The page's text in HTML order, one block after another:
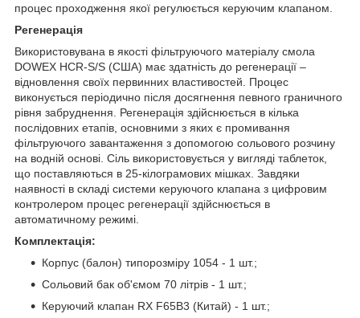
процес проходження якої регулюється керуючим клапаном.
Регенерація
Використовувана в якості фільтруючого матеріалу смола
DOWEX HCR-S/S (США) має здатність до регенерації –
відновлення своїх первинних властивостей. Процес
виконується періодично після досягнення певного граничного
рівня забруднення. Регенерація здійснюється в кілька
послідовних етапів, основними з яких є промивання
фільтруючого завантаження з допомогою сольового розчину
на водній основі. Сіль використовується у вигляді таблеток,
що поставляються в 25-кілограмових мішках. Завдяки
наявності в складі системи керуючого клапана з цифровим
контролером процес регенерації здійснюється в
автоматичному режимі.
Комплектація:
Корпус (балон) типорозміру 1054 - 1 шт.;
Сольовий бак об'ємом 70 літрів - 1 шт.;
Керуючий клапан RX F65B3 (Китай) - 1 шт.;